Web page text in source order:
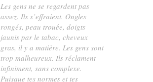
Les gens ne se regardent pas
assez. Ils s’effraient. Ongles
rongés, peau trouée, doigts
jaunis par le tabac, cheveux
gras, il y a matière. Les gens sont
trop malheureux. Ils réclament
infiniment, sans complexe.
Puisque tes normes et tes